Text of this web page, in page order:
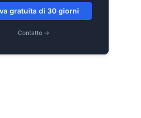
gratuita di 30 giorni
Contatto →